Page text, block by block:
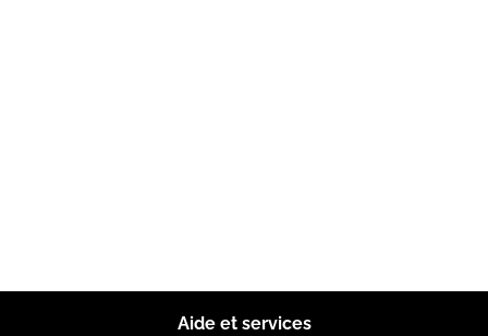
Aide et services